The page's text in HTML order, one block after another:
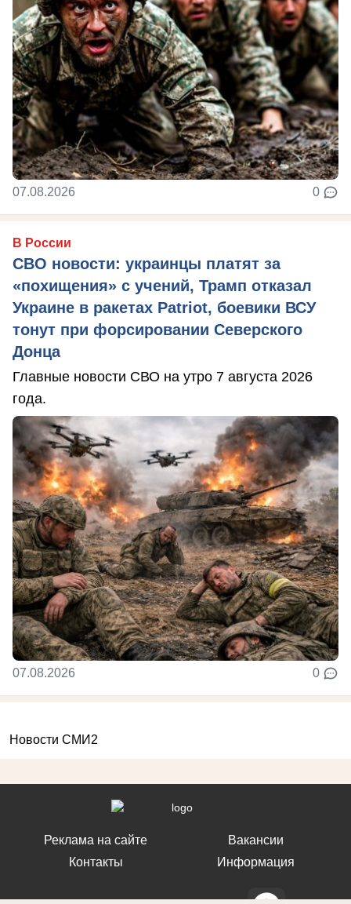
07.08.2026 0
В России
СВО новости: украинцы платят за
«похищения» с учений, Трамп отказал
Украине в ракетах Patriot, боевики ВСУ
тонут при форсировании Северского
Донца
Главные новости СВО на утро 7 августа 2026
года.
07.08.2026 0
Новости СМИ2
Реклама на сайте
Контакты
Вакансии
Информация